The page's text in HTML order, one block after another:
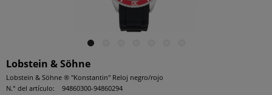
Lobstein & Söhne
Lobstein & Söhne ® "Konstantin" Reloj negro/rojo
N.° del artículo:
94860300-94860294